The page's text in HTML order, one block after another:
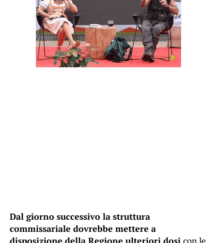
Dal giorno successivo la struttura
commissariale dovrebbe mettere a